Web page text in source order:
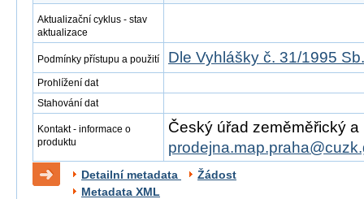
Aktualizační cyklus - stav
aktualizace
Podmínky přístupu a použití Dle Vyhlášky č. 31/1995 Sb.
Prohlížení dat
Stahování dat
Kontakt - informace o
produktu
Český úřad zeměměřický
Detailní metadata
Žádost
Metadata XML